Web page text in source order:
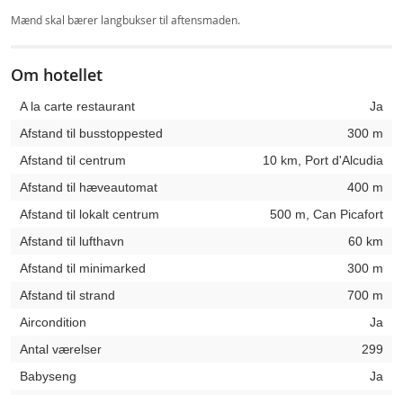
Mænd skal bærer langbukser til aftensmaden.
Om hotellet
A la carte restaurant
Ja
Afstand til busstoppested
300 m
Afstand til centrum
10 km, Port d'Alcudia
Afstand til hæveautomat
400 m
Afstand til lokalt centrum
500 m, Can Picafort
Afstand til lufthavn
60 km
Afstand til minimarked
300 m
Afstand til strand
700 m
Aircondition
Ja
Antal værelser
299
Babyseng
Ja